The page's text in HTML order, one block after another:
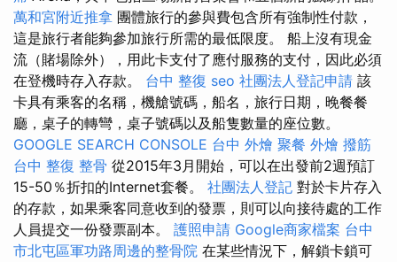
萬和宮附近推拿 團體旅行的參與費包含所有強制性付款，
這是旅行者能夠參加旅行所需的最低限度。 船上沒有現金
流（賭場除外），用此卡支付了應付服務的支付，因此必須
在登機時存入存款。 台中 整復 seo 社團法人登記申請 該
卡具有乘客的名稱，機艙號碼，船名，旅行日期，晚餐餐
廳，桌子的轉彎，桌子號碼以及船隻數量的座位數。
GOOGLE SEARCH CONSOLE 台中 外燴 聚餐 外燴 撥筋
台中 整復 整骨 從2015年3月開始，可以在出發前2週預訂
15-50％折扣的Internet套餐。 社團法人登記 對於卡片存入
的存款，如果乘客同意收到的發票，則可以向接待處的工作
人員提交一份發票副本。 護照申請 Google商家檔案 台中
市北屯區軍功路周邊的整骨院 在某些情況下，解鎖卡鎖可